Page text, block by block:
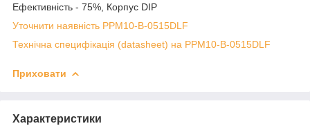
Ефективність - 75%, Корпус DIP
Уточнити наявність PPM10-B-0515DLF
Технічна специфікація (datasheet) на PPM10-B-0515DLF
Приховати
Характеристики